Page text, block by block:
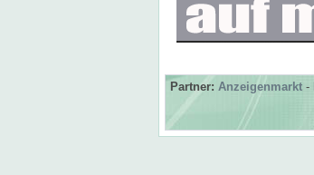
Partner: Anzeigenmarkt -